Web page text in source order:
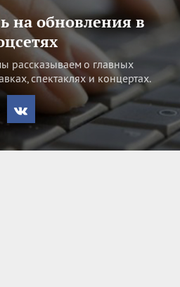
на обновления в
рассказываем о главных
спектаклях и концертах.